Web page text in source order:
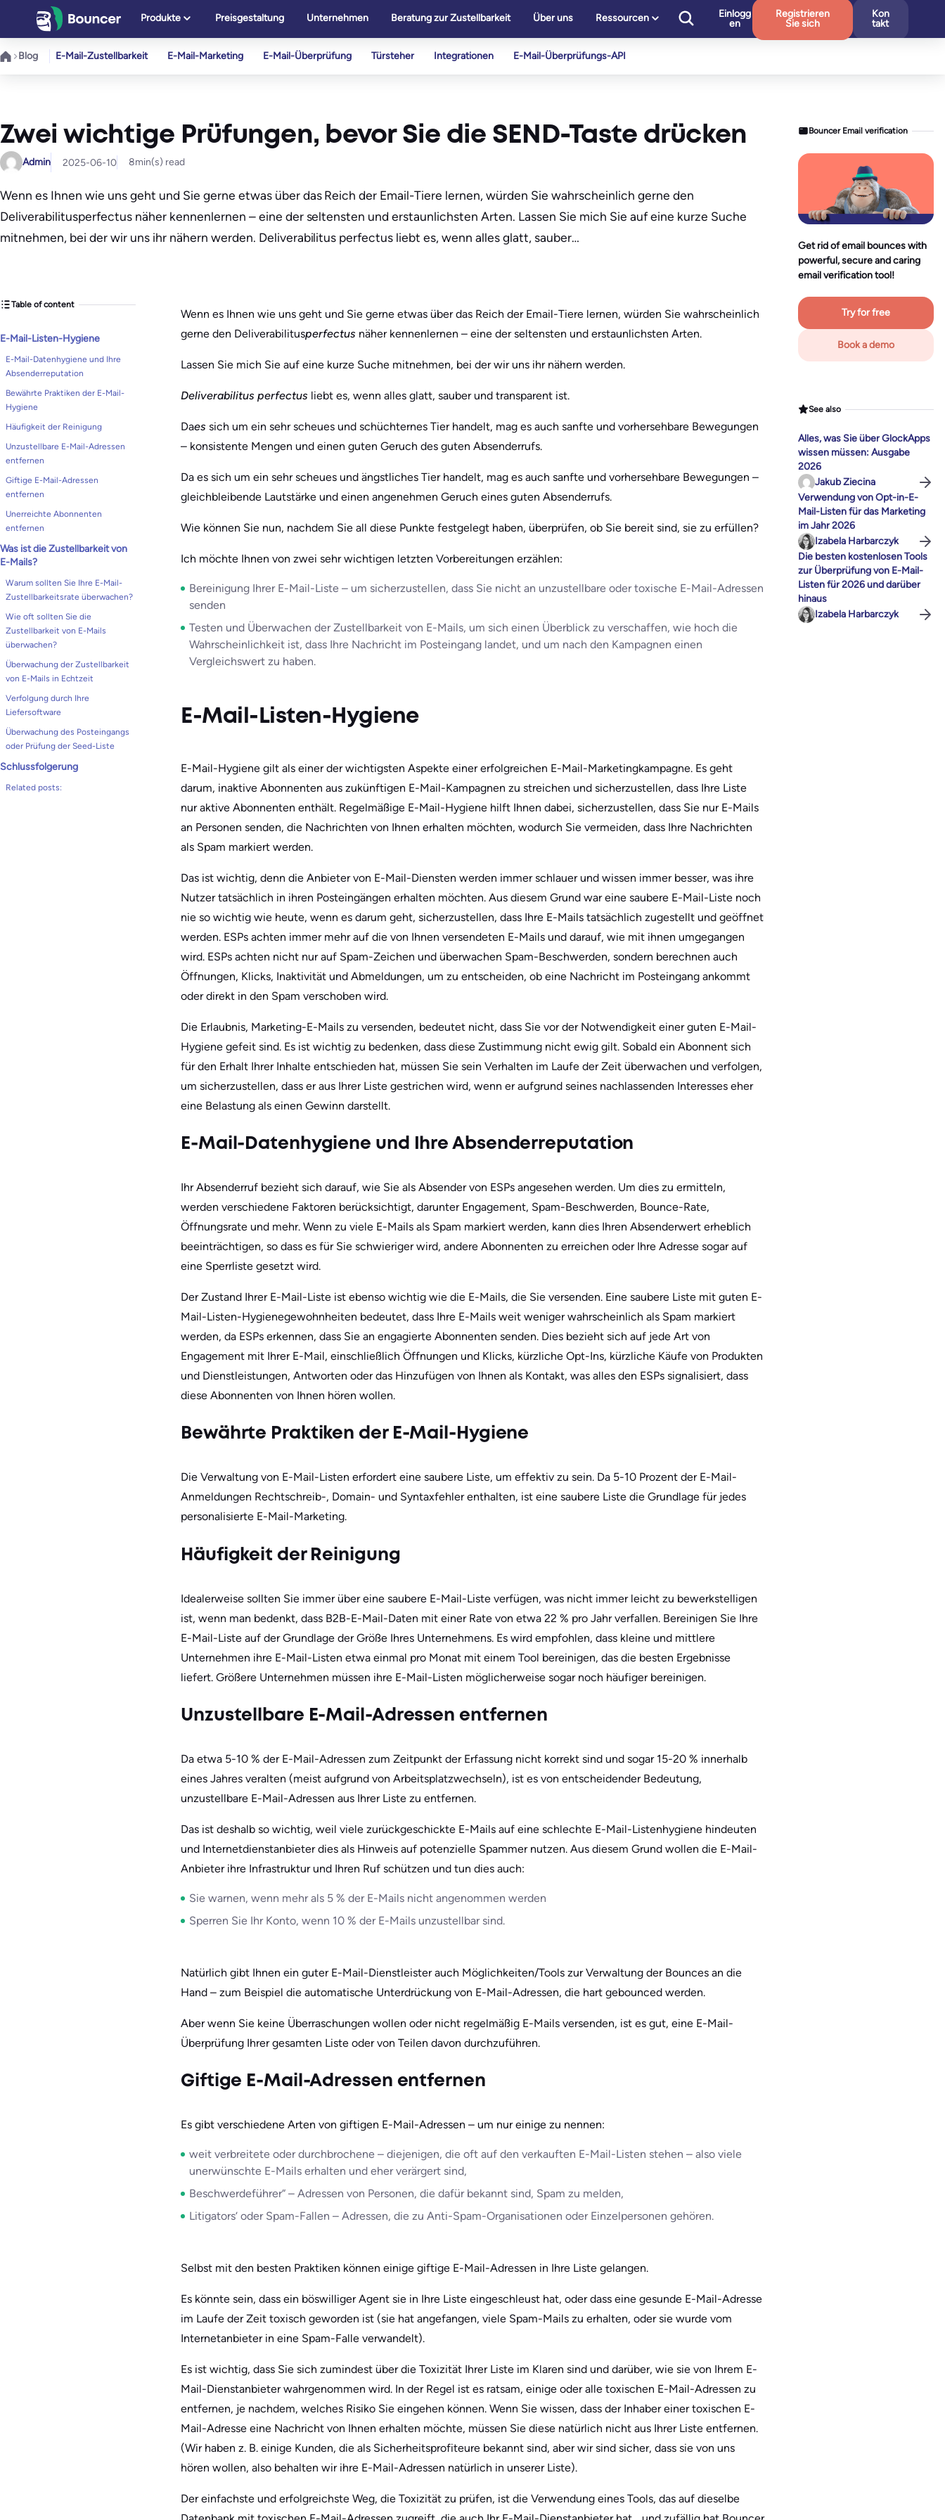
springen
Produkte Preisgestaltung Unternehmen Beratung zur Zustellbarkeit Über uns Ressourcen
Einlogg
en
Registrieren
Sie sich
Kon
takt
Blog E-Mail-Zustellbarkeit E-Mail-Marketing E-Mail-Überprüfung Türsteher Integrationen E-Mail-Überprüfungs-API
Zwei wichtige Prüfungen, bevor Sie die SEND-Taste drücken
Admin 2025-06-10 8min(s) read
Wenn es Ihnen wie uns geht und Sie gerne etwas über das Reich der Email-Tiere lernen, würden Sie wahrscheinlich gerne den
Deliverabilitusperfectus näher kennenlernen – eine der seltensten und erstaunlichsten Arten. Lassen Sie mich Sie auf eine kurze Suche
mitnehmen, bei der wir uns ihr nähern werden. Deliverabilitus perfectus liebt es, wenn alles glatt, sauber…
Table of content
E-Mail-Listen-Hygiene
E-Mail-Datenhygiene und Ihre
Absenderreputation
Bewährte Praktiken der E-Mail-
Hygiene
Häufigkeit der Reinigung
Unzustellbare E-Mail-Adressen
entfernen
Giftige E-Mail-Adressen
entfernen
Unerreichte Abonnenten
entfernen
Was ist die Zustellbarkeit von
E-Mails?
Warum sollten Sie Ihre E-Mail-
Zustellbarkeitsrate überwachen?
Wie oft sollten Sie die
Zustellbarkeit von E-Mails
überwachen?
Überwachung der Zustellbarkeit
von E-Mails in Echtzeit
Verfolgung durch Ihre
Liefersoftware
Überwachung des Posteingangs
oder Prüfung der Seed-Liste
Schlussfolgerung
Related posts:
Wenn es Ihnen wie uns geht und Sie gerne etwas über das Reich der Email-Tiere lernen, würden Sie wahrscheinlich
gerne den Deliverabilitusperfectus näher kennenlernen – eine der seltensten und erstaunlichsten Arten.
Lassen Sie mich Sie auf eine kurze Suche mitnehmen, bei der wir uns ihr nähern werden.
Deliverabilitus perfectus liebt es, wenn alles glatt, sauber und transparent ist.
Daes sich um ein sehr scheues und schüchternes Tier handelt, mag es auch sanfte und vorhersehbare Bewegungen
– konsistente Mengen und einen guten Geruch des guten Absenderrufs.
Da es sich um ein sehr scheues und ängstliches Tier handelt, mag es auch sanfte und vorhersehbare Bewegungen –
gleichbleibende Lautstärke und einen angenehmen Geruch eines guten Absenderrufs.
Wie können Sie nun, nachdem Sie all diese Punkte festgelegt haben, überprüfen, ob Sie bereit sind, sie zu erfüllen?
Ich möchte Ihnen von zwei sehr wichtigen letzten Vorbereitungen erzählen:
Bereinigung Ihrer E-Mail-Liste – um sicherzustellen, dass Sie nicht an unzustellbare oder toxische E-Mail-Adressen
senden
Testen und Überwachen der Zustellbarkeit von E-Mails, um sich einen Überblick zu verschaffen, wie hoch die
Wahrscheinlichkeit ist, dass Ihre Nachricht im Posteingang landet, und um nach den Kampagnen einen
Vergleichswert zu haben.
E-Mail-Listen-Hygiene
E-Mail-Hygiene gilt als einer der wichtigsten Aspekte einer erfolgreichen E-Mail-Marketingkampagne. Es geht
darum, inaktive Abonnenten aus zukünftigen E-Mail-Kampagnen zu streichen und sicherzustellen, dass Ihre Liste
nur aktive Abonnenten enthält. Regelmäßige E-Mail-Hygiene hilft Ihnen dabei, sicherzustellen, dass Sie nur E-Mails
an Personen senden, die Nachrichten von Ihnen erhalten möchten, wodurch Sie vermeiden, dass Ihre Nachrichten
als Spam markiert werden.
Das ist wichtig, denn die Anbieter von E-Mail-Diensten werden immer schlauer und wissen immer besser, was ihre
Nutzer tatsächlich in ihren Posteingängen erhalten möchten. Aus diesem Grund war eine saubere E-Mail-Liste noch
nie so wichtig wie heute, wenn es darum geht, sicherzustellen, dass Ihre E-Mails tatsächlich zugestellt und geöffnet
werden. ESPs achten immer mehr auf die von Ihnen versendeten E-Mails und darauf, wie mit ihnen umgegangen
wird. ESPs achten nicht nur auf Spam-Zeichen und überwachen Spam-Beschwerden, sondern berechnen auch
Öffnungen, Klicks, Inaktivität und Abmeldungen, um zu entscheiden, ob eine Nachricht im Posteingang ankommt
oder direkt in den Spam verschoben wird.
Die Erlaubnis, Marketing-E-Mails zu versenden, bedeutet nicht, dass Sie vor der Notwendigkeit einer guten E-Mail-
Hygiene gefeit sind. Es ist wichtig zu bedenken, dass diese Zustimmung nicht ewig gilt. Sobald ein Abonnent sich
für den Erhalt Ihrer Inhalte entschieden hat, müssen Sie sein Verhalten im Laufe der Zeit überwachen und verfolgen,
um sicherzustellen, dass er aus Ihrer Liste gestrichen wird, wenn er aufgrund seines nachlassenden Interesses eher
eine Belastung als einen Gewinn darstellt.
E-Mail-Datenhygiene und Ihre Absenderreputation
Ihr Absenderruf bezieht sich darauf, wie Sie als Absender von ESPs angesehen werden. Um dies zu ermitteln,
werden verschiedene Faktoren berücksichtigt, darunter Engagement, Spam-Beschwerden, Bounce-Rate,
Öffnungsrate und mehr. Wenn zu viele E-Mails als Spam markiert werden, kann dies Ihren Absenderwert erheblich
beeinträchtigen, so dass es für Sie schwieriger wird, andere Abonnenten zu erreichen oder Ihre Adresse sogar auf
eine Sperrliste gesetzt wird.
Der Zustand Ihrer E-Mail-Liste ist ebenso wichtig wie die E-Mails, die Sie versenden. Eine saubere Liste mit guten E-
Mail-Listen-Hygienegewohnheiten bedeutet, dass Ihre E-Mails weit weniger wahrscheinlich als Spam markiert
werden, da ESPs erkennen, dass Sie an engagierte Abonnenten senden. Dies bezieht sich auf jede Art von
Engagement mit Ihrer E-Mail, einschließlich Öffnungen und Klicks, kürzliche Opt-Ins, kürzliche Käufe von Produkten
und Dienstleistungen, Antworten oder das Hinzufügen von Ihnen als Kontakt, was alles den ESPs signalisiert, dass
diese Abonnenten von Ihnen hören wollen.
Bewährte Praktiken der E-Mail-Hygiene
Die Verwaltung von E-Mail-Listen erfordert eine saubere Liste, um effektiv zu sein. Da 5-10 Prozent der E-Mail-
Anmeldungen Rechtschreib-, Domain- und Syntaxfehler enthalten, ist eine saubere Liste die Grundlage für jedes
personalisierte E-Mail-Marketing.
Häufigkeit der Reinigung
Idealerweise sollten Sie immer über eine saubere E-Mail-Liste verfügen, was nicht immer leicht zu bewerkstelligen
ist, wenn man bedenkt, dass B2B-E-Mail-Daten mit einer Rate von etwa 22 % pro Jahr verfallen. Bereinigen Sie Ihre
E-Mail-Liste auf der Grundlage der Größe Ihres Unternehmens. Es wird empfohlen, dass kleine und mittlere
Unternehmen ihre E-Mail-Listen etwa einmal pro Monat mit einem Tool bereinigen, das die besten Ergebnisse
liefert. Größere Unternehmen müssen ihre E-Mail-Listen möglicherweise sogar noch häufiger bereinigen.
Unzustellbare E-Mail-Adressen entfernen
Da etwa 5-10 % der E-Mail-Adressen zum Zeitpunkt der Erfassung nicht korrekt sind und sogar 15-20 % innerhalb
eines Jahres veralten (meist aufgrund von Arbeitsplatzwechseln), ist es von entscheidender Bedeutung,
unzustellbare E-Mail-Adressen aus Ihrer Liste zu entfernen.
Das ist deshalb so wichtig, weil viele zurückgeschickte E-Mails auf eine schlechte E-Mail-Listenhygiene hindeuten
und Internetdienstanbieter dies als Hinweis auf potenzielle Spammer nutzen. Aus diesem Grund wollen die E-Mail-
Anbieter ihre Infrastruktur und Ihren Ruf schützen und tun dies auch:
Sie warnen, wenn mehr als 5 % der E-Mails nicht angenommen werden
Sperren Sie Ihr Konto, wenn 10 % der E-Mails unzustellbar sind.
Natürlich gibt Ihnen ein guter E-Mail-Dienstleister auch Möglichkeiten/Tools zur Verwaltung der Bounces an die
Hand – zum Beispiel die automatische Unterdrückung von E-Mail-Adressen, die hart gebounced werden.
Aber wenn Sie keine Überraschungen wollen oder nicht regelmäßig E-Mails versenden, ist es gut, eine E-Mail-
Überprüfung Ihrer gesamten Liste oder von Teilen davon durchzuführen.
Giftige E-Mail-Adressen entfernen
Es gibt verschiedene Arten von giftigen E-Mail-Adressen – um nur einige zu nennen:
weit verbreitete oder durchbrochene – diejenigen, die oft auf den verkauften E-Mail-Listen stehen – also viele
unerwünschte E-Mails erhalten und eher verärgert sind,
Beschwerdeführer“ – Adressen von Personen, die dafür bekannt sind, Spam zu melden,
Litigators‘ oder Spam-Fallen – Adressen, die zu Anti-Spam-Organisationen oder Einzelpersonen gehören.
Selbst mit den besten Praktiken können einige giftige E-Mail-Adressen in Ihre Liste gelangen.
Es könnte sein, dass ein böswilliger Agent sie in Ihre Liste eingeschleust hat, oder dass eine gesunde E-Mail-Adresse
im Laufe der Zeit toxisch geworden ist (sie hat angefangen, viele Spam-Mails zu erhalten, oder sie wurde vom
Internetanbieter in eine Spam-Falle verwandelt).
Es ist wichtig, dass Sie sich zumindest über die Toxizität Ihrer Liste im Klaren sind und darüber, wie sie von Ihrem E-
Mail-Dienstanbieter wahrgenommen wird. In der Regel ist es ratsam, einige oder alle toxischen E-Mail-Adressen zu
entfernen, je nachdem, welches Risiko Sie eingehen können. Wenn Sie wissen, dass der Inhaber einer toxischen E-
Mail-Adresse eine Nachricht von Ihnen erhalten möchte, müssen Sie diese natürlich nicht aus Ihrer Liste entfernen.
(Wir haben z. B. einige Kunden, die als Sicherheitsprofiteure bekannt sind, aber wir sind sicher, dass sie von uns
hören wollen, also behalten wir ihre E-Mail-Adressen natürlich in unserer Liste).
Der einfachste und erfolgreichste Weg, die Toxizität zu prüfen, ist die Verwendung eines Tools, das auf dieselbe
Bouncer Email verification
Get rid of email bounces with
powerful, secure and caring
email verification tool!
Try for free
Book a demo
See also
Alles, was Sie über GlockApps
wissen müssen: Ausgabe
2026
Jakub Ziecina
Verwendung von Opt-in-E-
Mail-Listen für das Marketing
im Jahr 2026
Izabela Harbarczyk
Die besten kostenlosen Tools
zur Überprüfung von E-Mail-
Listen für 2026 und darüber
hinaus
Izabela Harbarczyk